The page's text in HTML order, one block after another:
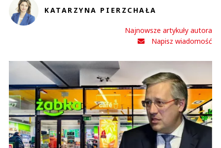
KATARZYNA PIERZCHAŁA
Najnowsze artykuły autora
Napisz wiadomość